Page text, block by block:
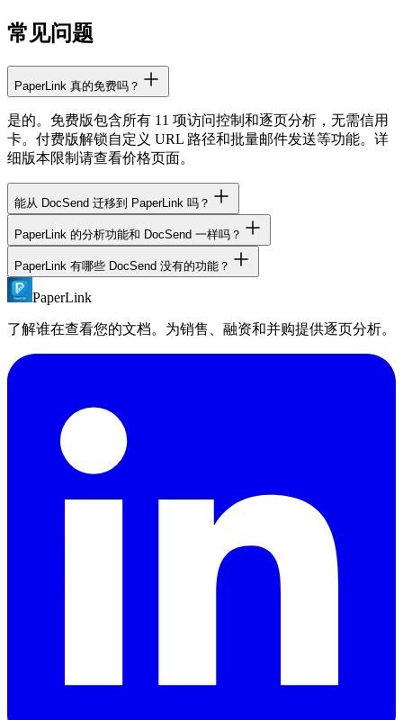
常见问题
PaperLink 真的免费吗？
是的。免费版包含所有 11 项访问控制和逐页分析，无需信用
卡。付费版解锁自定义 URL 路径和批量邮件发送等功能。详
细版本限制请查看价格页面。
能从 DocSend 迁移到 PaperLink 吗？
可以。将文档上传至 PaperLink 并创建新共享链接。您现有的
DocSend 链接在取消订阅前仍可继续使用。没有自动迁移工
具，需手动上传文件。
PaperLink 的分析功能和 DocSend 一样吗？
PaperLink 的分析功能比 DocSend 更详细。两者都支持逐页跟
踪，但 PaperLink 额外提供标签页可见性检测（切换标签页时
暂停计时）、每位访客每页详细数据和完成率追踪。
PaperLink 有哪些 DocSend 没有的功能？
PaperLink 包含 DocSend 任何价格都不提供的功能：所有版本
均有 NDA 协议门控、自定义域名、内置开票与报价、公开
REST API、AI 智能体 MCP 服务器、Chrome 扩展、文档请
求，以及 8 种语言支持。
PaperLink
了解谁在查看您的文档。为销售、融资和并购提供逐页分析。